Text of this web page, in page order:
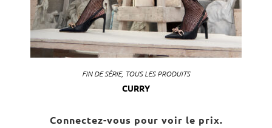
FIN DE SÉRIE, TOUS LES PRODUITS
CURRY
Connectez-vous pour voir le prix.